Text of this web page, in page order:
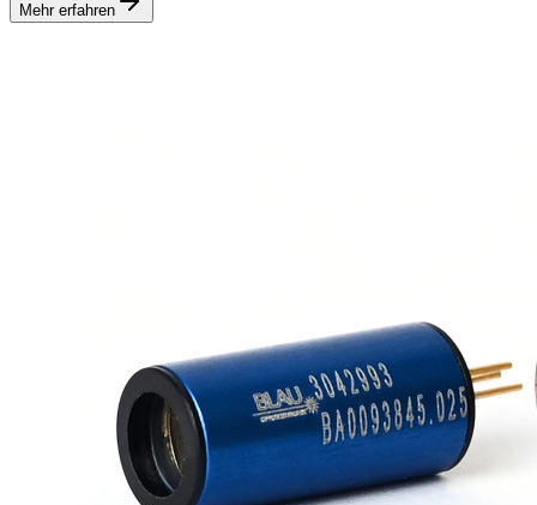
Mehr erfahren